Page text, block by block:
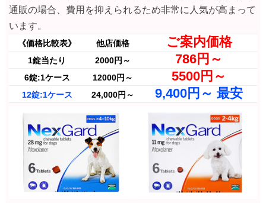
通販の場合、費用を抑えられるため非常に人気が高まって
います。
《価格比較表》 他店価格 ご案内価格
1錠当たり 2000円～ 786円～
6錠:1ケース 12000円～ 5500円～
12錠:1ケース 24,000円～ 9,400円～ 最安